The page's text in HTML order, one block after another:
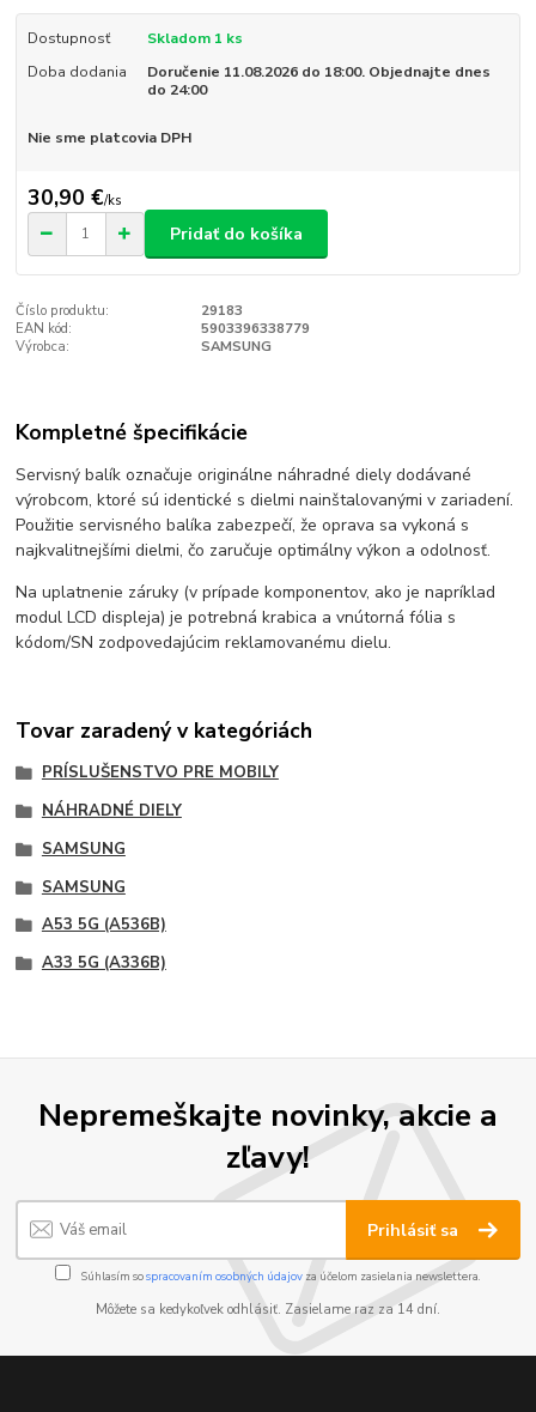
Dostupnosť
Skladom 1 ks
Doba dodania
Doručenie 11.08.2026 do 18:00. Objednajte dnes
do 24:00
Nie sme platcovia DPH
30,90 €/ks
Pridať do košíka
Číslo produktu:
29183
EAN kód:
5903396338779
Výrobca:
SAMSUNG
Kompletné špecifikácie
Servisný balík označuje originálne náhradné diely dodávané
výrobcom, ktoré sú identické s dielmi nainštalovanými v zariadení.
Použitie servisného balíka zabezpečí, že oprava sa vykoná s
najkvalitnejšími dielmi, čo zaručuje optimálny výkon a odolnosť.
Na uplatnenie záruky (v prípade komponentov, ako je napríklad
modul LCD displeja) je potrebná krabica a vnútorná fólia s
kódom/SN zodpovedajúcim reklamovanému dielu.
Tovar zaradený v kategóriách
PRÍSLUŠENSTVO PRE MOBILY
NÁHRADNÉ DIELY
SAMSUNG
SAMSUNG
A53 5G (A536B)
A33 5G (A336B)
Nepremeškajte novinky, akcie a
zľavy!
Prihlásiť sa
Súhlasím sospracovaním osobných údajov za účelom zasielania newslettera.
Môžete sa kedykoľvek odhlásiť. Zasielame raz za 14 dní.